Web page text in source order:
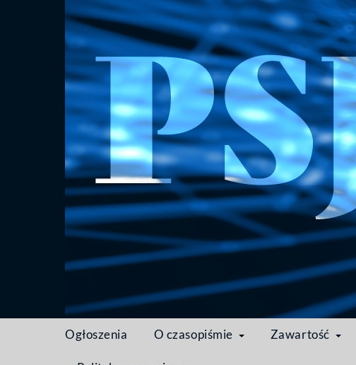
Ogłoszenia O czasopiśmie Zawartość